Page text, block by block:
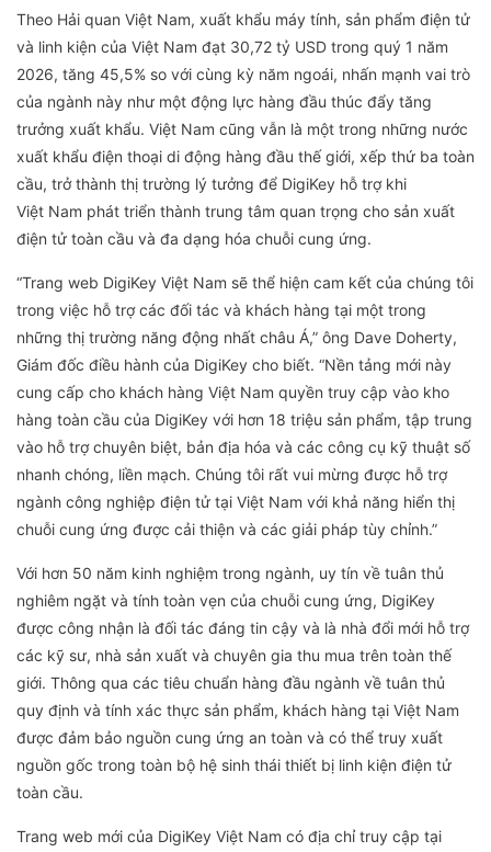
Theo Hải quan Việt Nam, xuất khẩu máy tính, sản phẩm điện tử
và linh kiện của Việt Nam đạt 30,72 tỷ USD trong quý 1 năm
2026, tăng 45,5% so với cùng kỳ năm ngoái, nhấn mạnh vai trò
của ngành này như một động lực hàng đầu thúc đẩy tăng
trưởng xuất khẩu. Việt Nam cũng vẫn là một trong những nước
xuất khẩu điện thoại di động hàng đầu thế giới, xếp thứ ba toàn
cầu, trở thành thị trường lý tưởng để DigiKey hỗ trợ khi
Việt Nam phát triển thành trung tâm quan trọng cho sản xuất
điện tử toàn cầu và đa dạng hóa chuỗi cung ứng.
“Trang web DigiKey Việt Nam sẽ thể hiện cam kết của chúng tôi
trong việc hỗ trợ các đối tác và khách hàng tại một trong
những thị trường năng động nhất châu Á,” ông Dave Doherty,
Giám đốc điều hành của DigiKey cho biết. “Nền tảng mới này
cung cấp cho khách hàng Việt Nam quyền truy cập vào kho
hàng toàn cầu của DigiKey với hơn 18 triệu sản phẩm, tập trung
vào hỗ trợ chuyên biệt, bản địa hóa và các công cụ kỹ thuật số
nhanh chóng, liền mạch. Chúng tôi rất vui mừng được hỗ trợ
ngành công nghiệp điện tử tại Việt Nam với khả năng hiển thị
chuỗi cung ứng được cải thiện và các giải pháp tùy chỉnh.”
Với hơn 50 năm kinh nghiệm trong ngành, uy tín về tuân thủ
nghiêm ngặt và tính toàn vẹn của chuỗi cung ứng, DigiKey
được công nhận là đối tác đáng tin cậy và là nhà đổi mới hỗ trợ
các kỹ sư, nhà sản xuất và chuyên gia thu mua trên toàn thế
giới. Thông qua các tiêu chuẩn hàng đầu ngành về tuân thủ
quy định và tính xác thực sản phẩm, khách hàng tại Việt Nam
được đảm bảo nguồn cung ứng an toàn và có thể truy xuất
nguồn gốc trong toàn bộ hệ sinh thái thiết bị linh kiện điện tử
toàn cầu.
Trang web mới của DigiKey Việt Nam có địa chỉ truy cập tại